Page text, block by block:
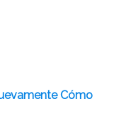
Cómo